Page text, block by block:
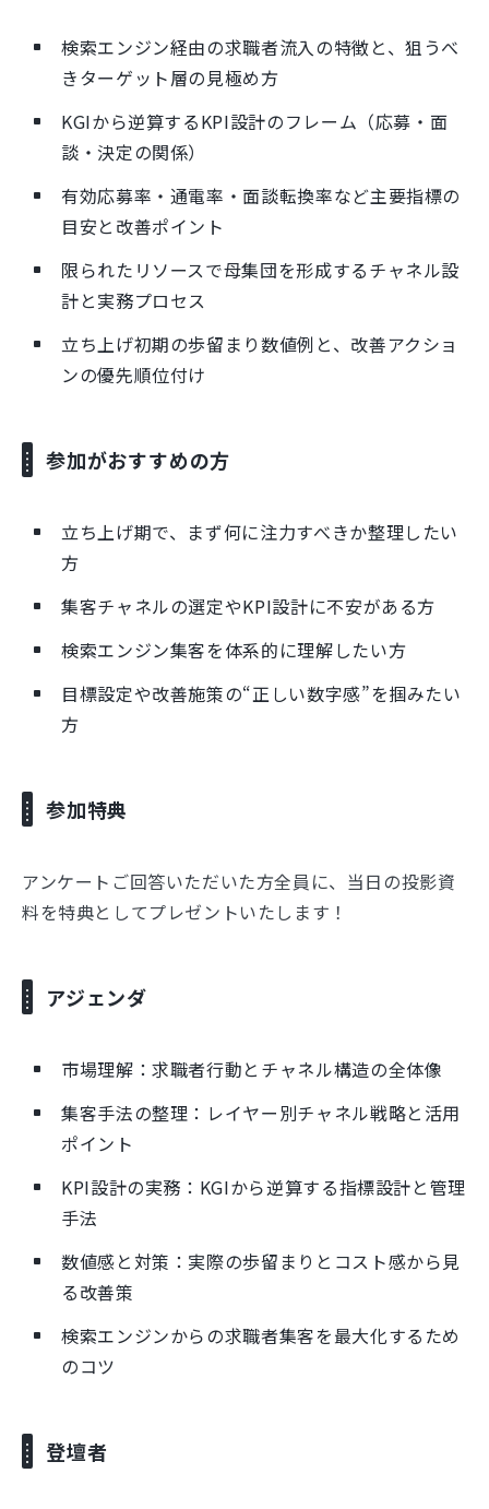
検索エンジン経由の求職者流入の特徴と、狙うべ
きターゲット層の見極め方
KGIから逆算するKPI設計のフレーム（応募・面
談・決定の関係）
有効応募率・通電率・面談転換率など主要指標の
目安と改善ポイント
限られたリソースで母集団を形成するチャネル設
計と実務プロセス
立ち上げ初期の歩留まり数値例と、改善アクショ
ンの優先順位付け
参加がおすすめの方
立ち上げ期で、まず何に注力すべきか整理したい
方
集客チャネルの選定やKPI設計に不安がある方
検索エンジン集客を体系的に理解したい方
目標設定や改善施策の“正しい数字感”を掴みたい
方
参加特典
アンケートご回答いただいた方全員に、当日の投影資
料を特典としてプレゼントいたします！
アジェンダ
市場理解：求職者行動とチャネル構造の全体像
集客手法の整理：レイヤー別チャネル戦略と活用
ポイント
KPI設計の実務：KGIから逆算する指標設計と管理
手法
数値感と対策：実際の歩留まりとコスト感から見
る改善策
検索エンジンからの求職者集客を最大化するため
のコツ
登壇者